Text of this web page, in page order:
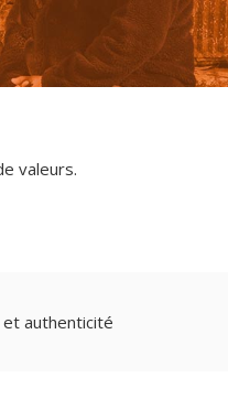
valeurs.
authenticité